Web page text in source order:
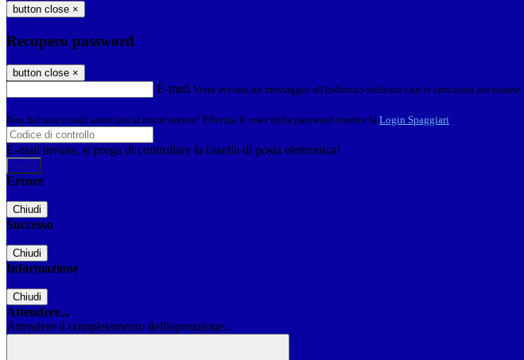
button close ×
Recupero password
button close ×
E-mail Verrà inviato un messaggio all'indirizzo indicato con le istruzioni necessarie.
Non hai una e-mail associata al nome utente? Effettua il reset della password tramite la Login Spaggiari
E-mail inviata, si prega di controllare la casella di posta elettronica!
Errore
Chiudi
Successo
Chiudi
Informazione
Chiudi
Attendere...
Attendere il completamento dell'operazione...